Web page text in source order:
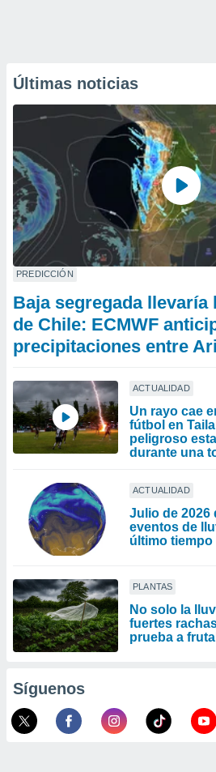
Últimas noticias
PREDICCIÓN
Baja segregada
de Chile: ECMWF
precipitaciones entre
ACTUALIDAD
Un rayo cae
fútbol en
peligroso
durante una
ACTUALIDAD
Julio de 2026
eventos de
último tiempo
PLANTAS
No solo la
fuertes
prueba a
Síguenos